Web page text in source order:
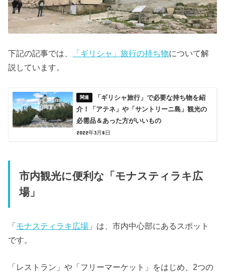
下記の記事では、 「ギリシャ」旅行の持ち物について解
説しています。
「ギリシャ旅行」で必要な持ち物を紹
介！「アテネ」や「サントリーニ島」観光の
必需品＆あった方がいいもの
2022年3月8日
市内観光に便利な「モナスティラキ広
場」
「モナスティラキ広場 」は、市内中心部にあるスポット
です。
「レストラン」や「フリーマーケット」をはじめ、2つの